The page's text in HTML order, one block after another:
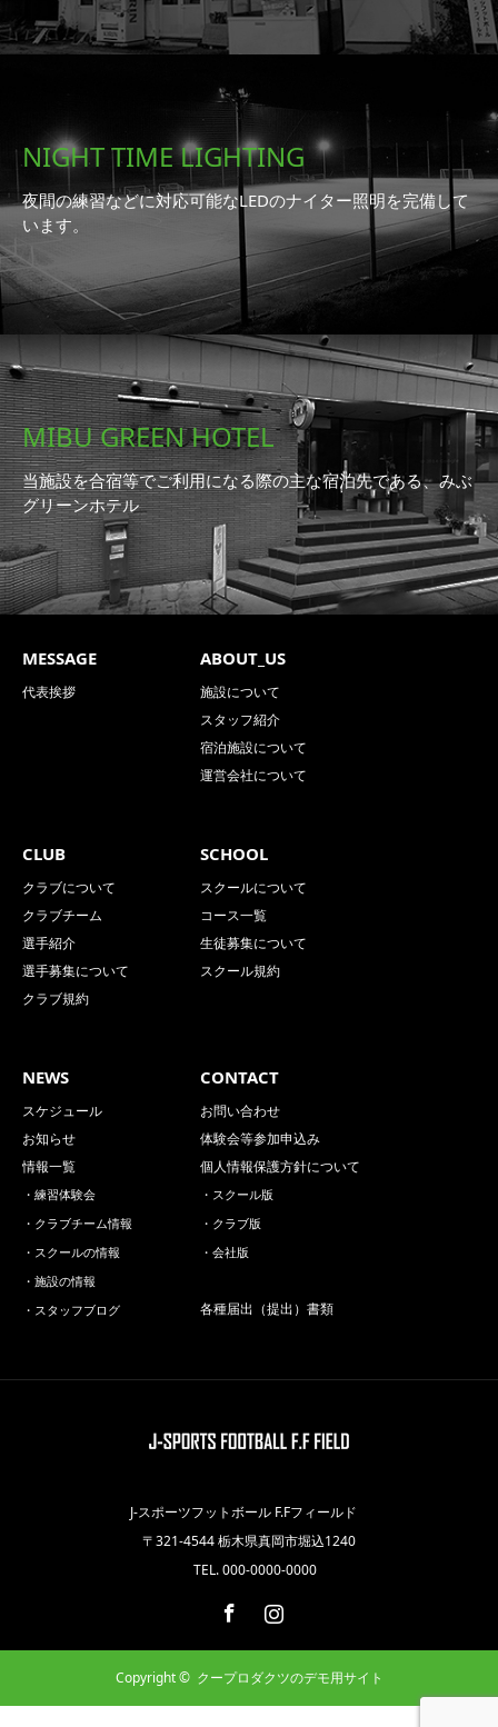
NIGHT TIME LIGHTING
夜間の練習などに対応可能なLEDのナイター照明を完備して
います。
MIBU GREEN HOTEL
当施設を合宿等でご利用になる際の主な宿泊先である、みぶ
グリーンホテル
MESSAGE
代表挨拶
ABOUT_US
施設について
スタッフ紹介
宿泊施設について
運営会社について
CLUB
クラブについて
クラブチーム
選手紹介
選手募集について
クラブ規約
SCHOOL
スクールについて
コース一覧
生徒募集について
スクール規約
NEWS
スケジュール
お知らせ
情報一覧
・練習体験会
・クラブチーム情報
・スクールの情報
・施設の情報
・スタッフブログ
CONTACT
お問い合わせ
体験会等参加申込み
個人情報保護方針について
・スクール版
・クラブ版
・会社版
各種届出（提出）書類
J-スポーツフットボール F.Fフィールド
〒321-4544 栃木県真岡市堀込1240
TEL. 000-0000-0000
Copyright © クープロダクツのデモ用サイト